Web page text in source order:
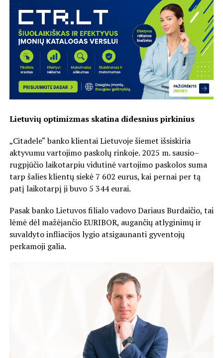
Lietuvių optimizmas skatina didesnius pirkinius
„Citadele“ banko klientai Lietuvoje šiemet išsiskiria
aktyvumu vartojimo paskolų rinkoje. 2025 m. sausio–
rugpjūčio laikotarpiu vidutinė vartojimo paskolos suma
tarp šalies klientų siekė 7 602 eurus, kai pernai per tą
patį laikotarpį ji buvo 5 344 eurai.
Pasak banko Lietuvos filialo vadovo Dariaus Burdaičio, tai
lėmė dėl mažėjančio EURIBOR, augančių atlyginimų ir
suvaldyto infliacijos lygio atsigaunanti gyventojų
perkamoji galia.